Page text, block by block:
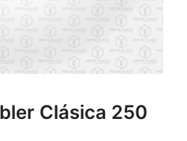
Clásica 250